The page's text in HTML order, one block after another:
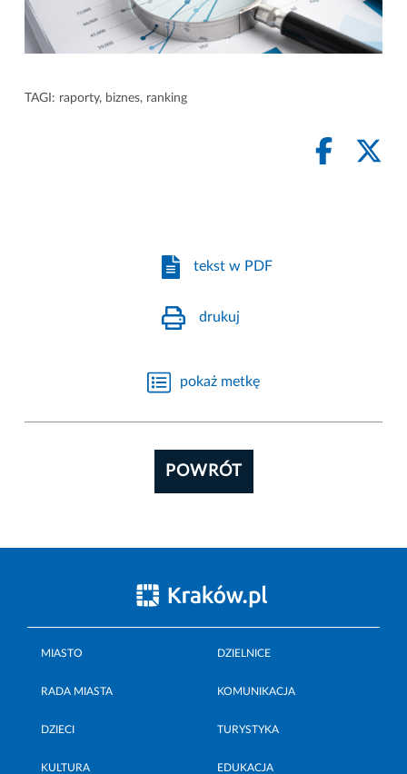
TAGI: raporty, biznes, ranking
tekst w PDF
drukuj
pokaż metkę
POWRÓT
MIASTO DZIELNICE
RADA MIASTA KOMUNIKACJA
DZIECI TURYSTYKA
KULTURA EDUKACJA